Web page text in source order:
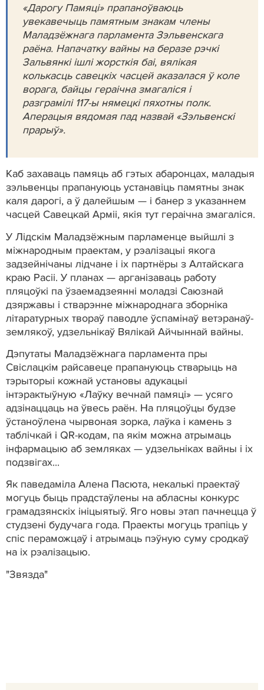
«Дарогу Памяці» прапаноўваюць
увекавечыць памятным знакам члены
Маладзёжнага парламента Зэльвенскага
раёна. Напачатку вайны на беразе рэчкі
Зальвянкі ішлі жорсткія баі, вялікая
колькасць савецкіх часцей аказалася ў коле
ворага, байцы гераічна змагаліся і
разграмілі 117-ы нямецкі пяхотны полк.
Аперацыя вядомая пад назвай «Зэльвенскі
прарыў».
Каб захаваць памяць аб гэтых абаронцах, маладыя
зэльвенцы прапануюць устанавіць памятны знак
каля дарогі, а ў далейшым — і банер з указаннем
часцей Савецкай Арміі, якія тут гераічна змагаліся.
У Лідскім Маладзёжным парламенце выйшлі з
міжнародным праектам, у рэалізацыі якога
задзейнічаны лідчане і іх партнёры з Алтайскага
краю Расіі. У планах — арганізаваць работу
пляцоўкі па ўзаемадзеянні моладзі Саюзнай
дзяржавы і стварэнне міжнароднага зборніка
літаратурных твораў паводле ўспамінаў ветэранаў-
землякоў, удзельнікаў Вялікай Айчыннай вайны.
Дэпутаты Маладзёжнага парламента пры
Свіслацкім райсавеце прапануюць стварыць на
тэрыторыі кожнай установы адукацыі
інтэрактыўную «Лаўку вечнай памяці» — усяго
адзінаццаць на ўвесь раён. На пляцоўцы будзе
ўстаноўлена чырвоная зорка, лаўка і камень з
таблічкай і QR-кодам, па якім можна атрымаць
інфармацыю аб земляках — удзельніках вайны і іх
подзвігах...
Як паведаміла Алена Пасюта, некалькі праектаў
могуць быць прадстаўлены на абласны конкурс
грамадзянскіх ініцыятыў. Яго новы этап пачнецца ў
студзені будучага года. Праекты могуць трапіць у
спіс пераможцаў і атрымаць пэўную суму сродкаў
на іх рэалізацыю.
"Звязда"